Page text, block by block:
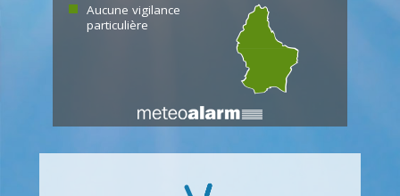
Aucune vigilance
particulière